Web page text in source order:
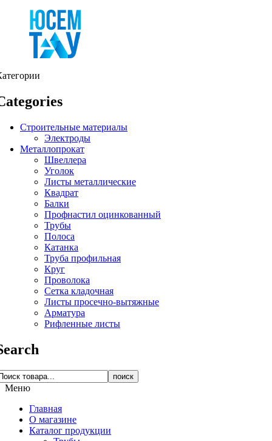
Строительные материалы
Электроды
Металлопрокат
Швеллера
Уголок
Листы металлические
Квадрат
Балки
Профнастил оцинкованный
Трубы
Полоса
Катанка
Труба профильная
Круг
Проволока
Сетка кладочная
Листы просечно-вытяжные
Арматура
Рифленные листы
поиск
Меню
Главная
О магазине
Каталог продукции